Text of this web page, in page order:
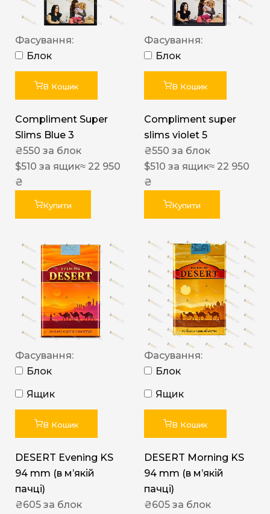
Фасування:
Блок
В Кошик
Compliment Super
Slims Blue 3
₴550 за блок
$510 за ящик≈ 22 950
₴
Купити
Фасування:
Блок
В Кошик
Compliment super
slims violet 5
₴550 за блок
$510 за ящик≈ 22 950
₴
Купити
Фасування:
Блок
Ящик
В Кошик
DESERT Evening KS
94 mm (в мʼякій
пачці)
₴605 за блок
Фасування:
Блок
Ящик
В Кошик
DESERT Morning KS
94 mm (в мʼякій
пачці)
₴605 за блок